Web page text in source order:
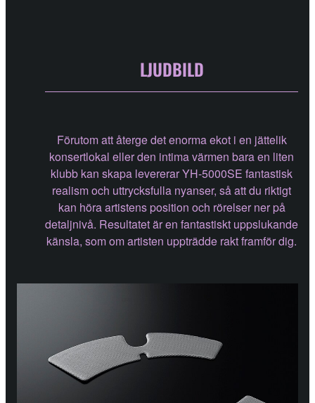
LJUDBILD
Förutom att återge det enorma ekot i en jättelik
konsertlokal eller den intima värmen bara en liten
klubb kan skapa levererar YH-5000SE fantastisk
realism och uttrycksfulla nyanser, så att du riktigt
kan höra artistens position och rörelser ner på
detaljnivå. Resultatet är en fantastiskt uppslukande
känsla, som om artisten uppträdde rakt framför dig.